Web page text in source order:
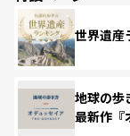
世界遺産
地球の歩
最新作『